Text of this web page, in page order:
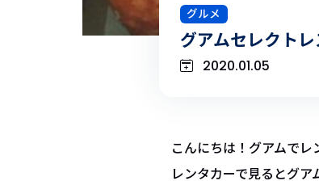
グルメ
グアムセレクト
2020.01.05
こんにちは！グアムでレ
レンタカーで見るとグア